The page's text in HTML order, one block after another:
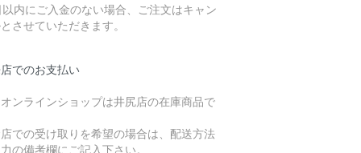
内にご入金のない場合、ご注文はキャン
させていただきます。
でのお支払い
ンラインショップは井尻店の在庫商品で
での受け取りを希望の場合は、配送方法
の備考欄にご記入下さい。